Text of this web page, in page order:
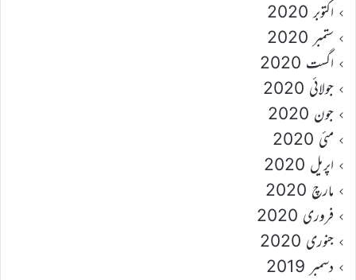
اکتوبر 2020
ستمبر 2020
اگست 2020
جولائی 2020
جون 2020
مئی 2020
اپریل 2020
مارچ 2020
فروری 2020
جنوری 2020
دسمبر 2019